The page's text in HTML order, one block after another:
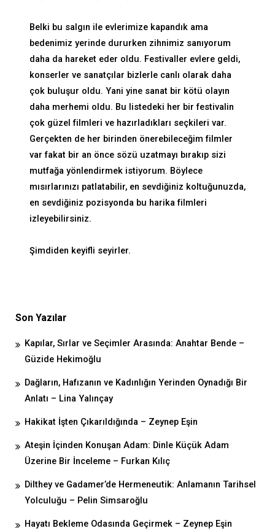
Belki bu salgın ile evlerimize kapandık ama
bedenimiz yerinde dururken zihnimiz sanıyorum
daha da hareket eder oldu. Festivaller evlere geldi,
konserler ve sanatçılar bizlerle canlı olarak daha
çok buluşur oldu. Yani yine sanat bir kötü olayın
daha merhemi oldu. Bu listedeki her bir festivalin
çok güzel filmleri ve hazırladıkları seçkileri var.
Gerçekten de her birinden önerebileceğim filmler
var fakat bir an önce sözü uzatmayı bırakıp sizi
mutfağa yönlendirmek istiyorum. Böylece
mısırlarınızı patlatabilir, en sevdiğiniz koltuğunuzda,
en sevdiğiniz pozisyonda bu harika filmleri
izleyebilirsiniz.
Şimdiden keyifli seyirler.
Son Yazılar
Kapılar, Sırlar ve Seçimler Arasında: Anahtar Bende –
Güzide Hekimoğlu
Dağların, Hafızanın ve Kadınlığın Yerinden Oynadığı Bir
Anlatı – Lina Yalınçay
Hakikat İşten Çıkarıldığında – Zeynep Eşin
Ateşin İçinden Konuşan Adam: Dinle Küçük Adam
Üzerine Bir İnceleme – Furkan Kılıç
Dilthey ve Gadamer’de Hermeneutik: Anlamanın Tarihsel
Yolculuğu – Pelin Simsaroğlu
Hayatı Bekleme Odasında Geçirmek – Zeynep Eşin